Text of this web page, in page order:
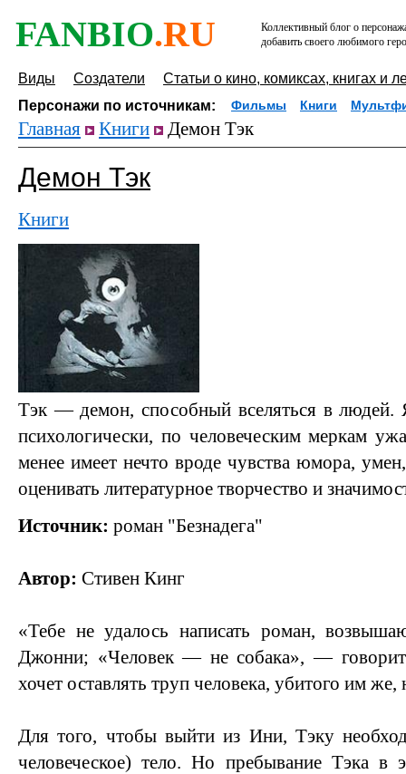
FANBIO.RU
Коллективный блог о
добавить своего любимого
Виды Создатели
Статьи о кино, комиксах, книгах и
Персонажи по источникам:
Фильмы Книги
Главная Книги Демон Тэк
Демон Тэк
Книги
Тэк — демон, способный вселяться в людей.
психологически, по человеческим меркам
менее имеет нечто вроде чувства юмора,
оценивать литературное творчество и
Источник: роман "Безнадега"
Автор: Стивен Кинг
«Тебе не удалось написать роман,
Джонни; «Человек — не собака», —
хочет оставлять труп человека, убитого им же,
Для того, чтобы выйти из Ини, Тэку
человеческое) тело. Но пребывание Тэка в